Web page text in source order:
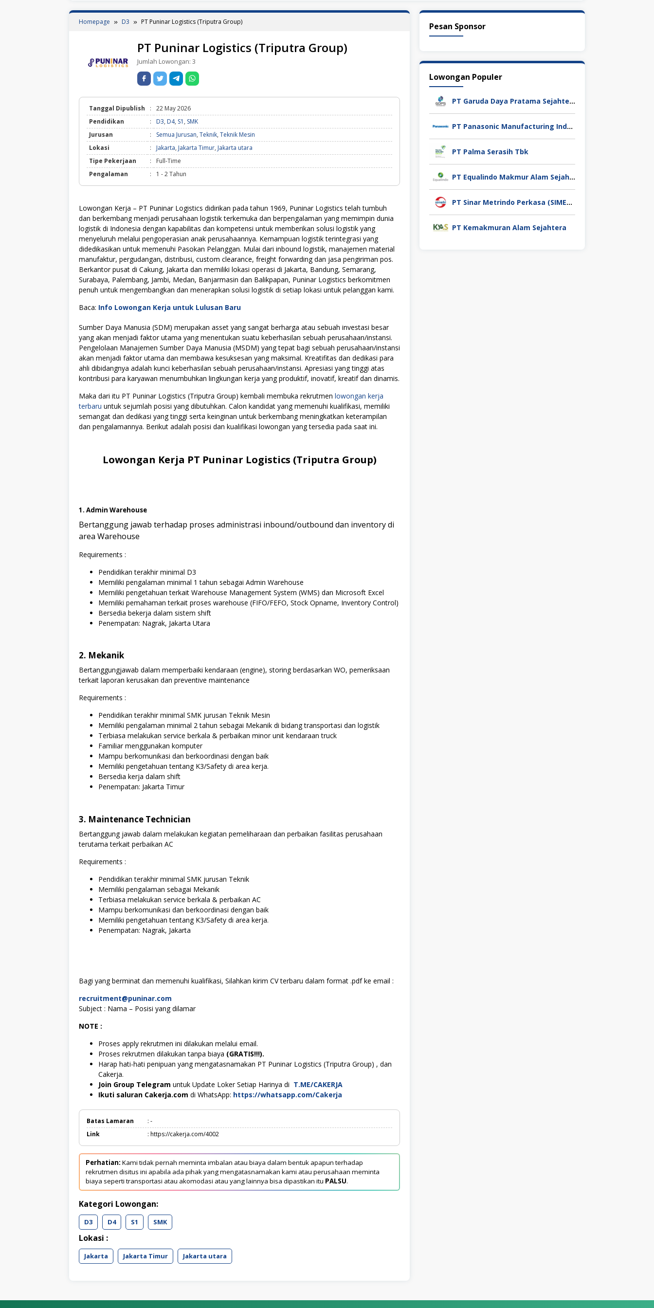
Homepage D3 PT Puninar Logistics (Triputra Group)
PT Puninar Logistics (Triputra Group)
Jumlah Lowongan: 3
Tanggal Dipublish :
22 May 2026
Pendidikan
: D3, D4, S1 , SMK
Jurusan
: Semua Jurusan, Teknik, Teknik Mesin
Lokasi
: Jakarta, Jakarta Timur, Jakarta utara
Tipe Pekerjaan
:
Full-Time
Pengalaman
: 1 - 2 Tahun
Lowongan Kerja – PT Puninar Logistics didirikan pada tahun 1969, Puninar Logistics telah tumbuh
dan berkembang menjadi perusahaan logistik terkemuka dan berpengalaman yang memimpin dunia
logistik di Indonesia dengan kapabilitas dan kompetensi untuk memberikan solusi logistik yang
menyeluruh melalui pengoperasian anak perusahaannya. Kemampuan logistik terintegrasi yang
didedikasikan untuk memenuhi Pasokan Pelanggan. Mulai dari inbound logistik, manajemen material
manufaktur, pergudangan, distribusi, custom clearance, freight forwarding dan jasa pengiriman pos.
Berkantor pusat di Cakung, Jakarta dan memiliki lokasi operasi di Jakarta, Bandung, Semarang,
Surabaya, Palembang, Jambi, Medan, Banjarmasin dan Balikpapan, Puninar Logistics berkomitmen
penuh untuk mengembangkan dan menerapkan solusi logistik di setiap lokasi untuk pelanggan kami.
Baca: Info Lowongan Kerja untuk Lulusan Baru
Sumber Daya Manusia (SDM) merupakan asset yang sangat berharga atau sebuah investasi besar
yang akan menjadi faktor utama yang menentukan suatu keberhasilan sebuah perusahaan/instansi.
Pengelolaan Manajemen Sumber Daya Manusia (MSDM) yang tepat bagi sebuah perusahaan/instansi
akan menjadi faktor utama dan membawa kesuksesan yang maksimal. Kreatifitas dan dedikasi para
ahli dibidangnya adalah kunci keberhasilan sebuah perusahaan/instansi. Apresiasi yang tinggi atas
kontribusi para karyawan menumbuhkan lingkungan kerja yang produktif, inovatif, kreatif dan dinamis.
Maka dari itu PT Puninar Logistics (Triputra Group) kembali membuka rekrutmen lowongan kerja
terbaru untuk sejumlah posisi yang dibutuhkan. Calon kandidat yang memenuhi kualifikasi, memiliki
semangat dan dedikasi yang tinggi serta keinginan untuk berkembang meningkatkan keterampilan
dan pengalamannya. Berikut adalah posisi dan kualifikasi lowongan yang tersedia pada saat ini.
Lowongan Kerja PT Puninar Logistics (Triputra Group)
1. Admin Warehouse
Bertanggung jawab terhadap proses administrasi inbound/outbound dan inventory di
area Warehouse
Requirements :
Pendidikan terakhir minimal D3
Memiliki pengalaman minimal 1 tahun sebagai Admin Warehouse
Memiliki pengetahuan terkait Warehouse Management System (WMS) dan Microsoft Excel
Memiliki pemahaman terkait proses warehouse (FIFO/FEFO, Stock Opname, Inventory Control)
Bersedia bekerja dalam sistem shift
Penempatan: Nagrak, Jakarta Utara
2. Mekanik
Bertanggungjawab dalam memperbaiki kendaraan (engine), storing berdasarkan WO, pemeriksaan
terkait laporan kerusakan dan preventive maintenance
Requirements :
Pendidikan terakhir minimal SMK jurusan Teknik Mesin
Memiliki pengalaman minimal 2 tahun sebagai Mekanik di bidang transportasi dan logistik
Terbiasa melakukan service berkala & perbaikan minor unit kendaraan truck
Familiar menggunakan komputer
Mampu berkomunikasi dan berkoordinasi dengan baik
Memiliki pengetahuan tentang K3/Safety di area kerja.
Bersedia kerja dalam shift
Penempatan: Jakarta Timur
3. Maintenance Technician
Bertanggung jawab dalam melakukan kegiatan pemeliharaan dan perbaikan fasilitas perusahaan
terutama terkait perbaikan AC
Requirements :
Pendidikan terakhir minimal SMK jurusan Teknik
Memiliki pengalaman sebagai Mekanik
Terbiasa melakukan service berkala & perbaikan AC
Mampu berkomunikasi dan berkoordinasi dengan baik
Memiliki pengetahuan tentang K3/Safety di area kerja.
Penempatan: Nagrak, Jakarta
Bagi yang berminat dan memenuhi kualifikasi, Silahkan kirim CV terbaru dalam format .pdf ke email :
recruitment@puninar.com
Subject : Nama – Posisi yang dilamar
NOTE :
Proses apply rekrutmen ini dilakukan melalui email.
Proses rekrutmen dilakukan tanpa biaya (GRATIS!!!).
Harap hati-hati penipuan yang mengatasnamakan PT Puninar Logistics (Triputra Group) , dan
Cakerja.
Join Group Telegram untuk Update Loker Setiap Harinya di T.ME/CAKERJA
Ikuti saluran Cakerja.com di WhatsApp: https://whatsapp.com/Cakerja
Batas Lamaran
: -
Link
: https://cakerja.com/4002
Perhatian: Kami tidak pernah meminta imbalan atau biaya dalam bentuk apapun terhadap
rekrutmen disitus ini apabila ada pihak yang mengatasnamakan kami atau perusahaan meminta
biaya seperti transportasi atau akomodasi atau yang lainnya bisa dipastikan itu PALSU.
Kategori Lowongan:
D3 D4 S1 SMK
Lokasi :
Jakarta Jakarta Timur Jakarta utara
Pesan Sponsor
Lowongan Populer
PT Garuda Daya Pratama Sejahtera
PT Panasonic Manufacturing Indonesia
PT Palma Serasih Tbk
PT Equalindo Makmur Alam Sejahtera (Equalindo Group)
PT Sinar Metrindo Perkasa (SIMETRI)
PT Kemakmuran Alam Sejahtera